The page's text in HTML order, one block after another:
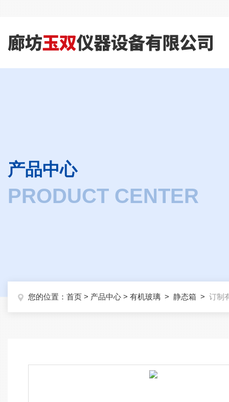
产品中心
PRODUCT CENTER
您的位置： 首页 > 产品中心 > 有机玻璃 > 静态箱 > 订制